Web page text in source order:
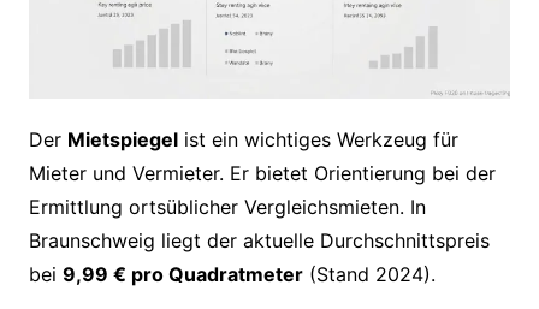
Der Mietspiegelist ein wichtiges Werkzeug für
Mieter und Vermieter. Er bietet Orientierung bei der
Ermittlung ortsüblicher Vergleichsmieten. In
Braunschweig liegt der aktuelle Durchschnittspreis
bei 9,99 € pro Quadratmeter(Stand 2024).